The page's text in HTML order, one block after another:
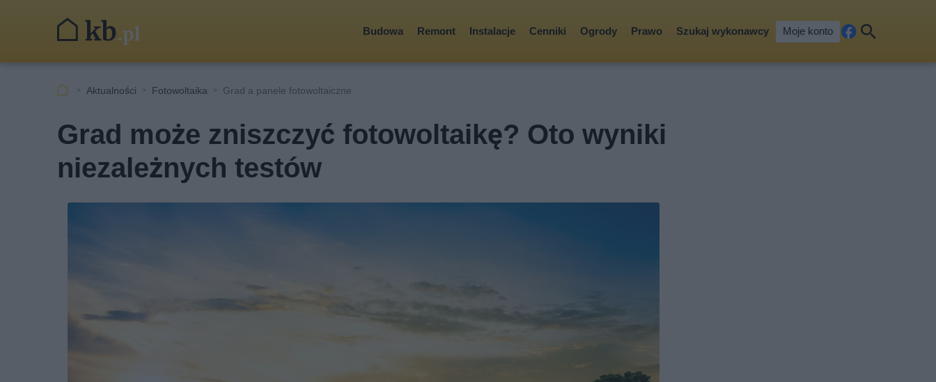
Budowa Remont Instalacje Cenniki Ogrody Prawo Szukaj wykonawcy Moje konto
cebkaj
Aktualności Fotowoltaika Grad a panele fotowoltaiczne
Grad może zniszczyć fotowoltaikę? Oto wyniki
niezależnych testów